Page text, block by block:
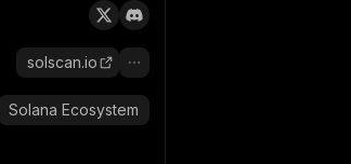
solscan.io
Solana Ecosystem